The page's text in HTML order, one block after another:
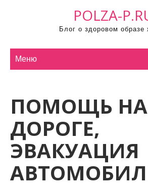
POLZA-
Блог о здоровом образе
Меню
ПОМОЩЬ НА
ДОРОГЕ,
ЭВАКУАЦИЯ